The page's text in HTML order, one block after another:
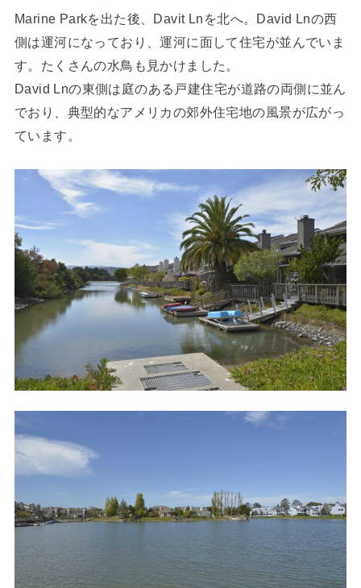
Marine Parkを出た後、Davit Lnを北へ。David Lnの西
側は運河になっており、運河に面して住宅が並んでいま
す。たくさんの水鳥も見かけました。
David Lnの東側は庭のある戸建住宅が道路の両側に並ん
でおり、典型的なアメリカの郊外住宅地の風景が広がっ
ています。